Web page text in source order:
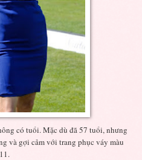
có tuổi. Mặc dù đã 57 tuổi, nhưng
và gợi cảm với trang phục váy màu